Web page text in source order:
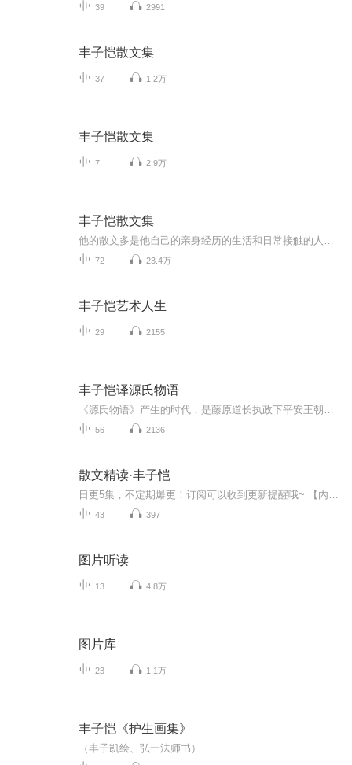
39 2991
丰子恺散文集
37 1.2万
丰子恺散文集
7 2.9万
丰子恺散文集
72 23.4万
丰子恺艺术人生
29 2155
丰子恺译源氏物语
56 2136
散文精读·丰子恺
43 397
图片听读
13 4.8万
图片库
23 1.1万
丰子恺《护生画集》
（丰子凯绘、弘一法师书）